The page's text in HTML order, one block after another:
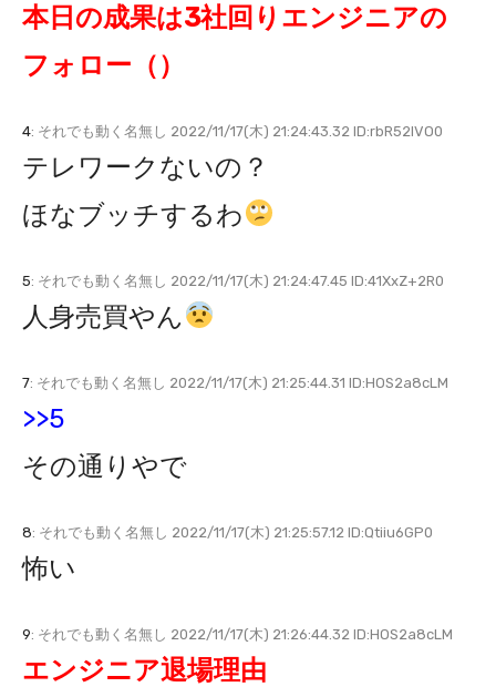
本日の成果は3社回りエンジニアの
フォロー（）
4: それでも動く名無し 2022/11/17(木) 21:24:43.32 ID:rbR52lVO0
テレワークないの？
ほなブッチするわ
5: それでも動く名無し 2022/11/17(木) 21:24:47.45 ID:41XxZ+2R0
人身売買やん
7: それでも動く名無し 2022/11/17(木) 21:25:44.31 ID:HOS2a8cLM
>>5
その通りやで
8: それでも動く名無し 2022/11/17(木) 21:25:57.12 ID:Qtiiu6GP0
怖い
9: それでも動く名無し 2022/11/17(木) 21:26:44.32 ID:HOS2a8cLM
エンジニア退場理由